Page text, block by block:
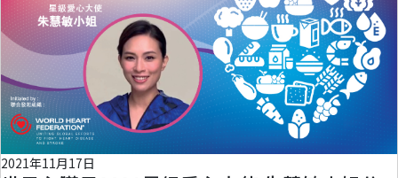
2021年11月17日